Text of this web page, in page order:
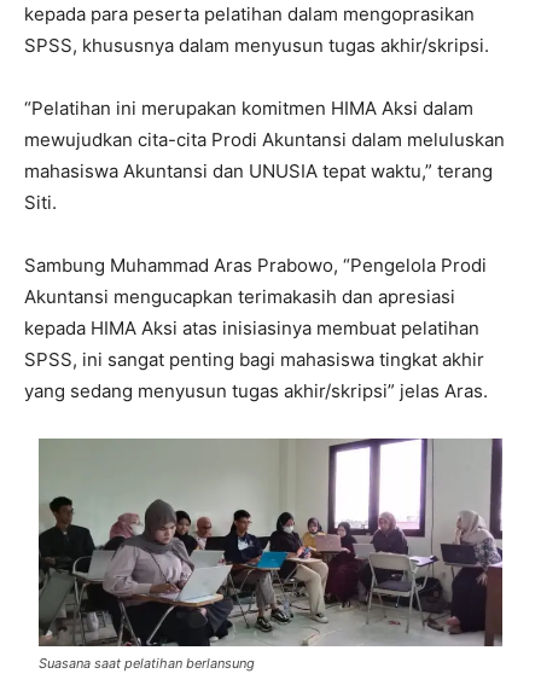
kepada para peserta pelatihan dalam mengoprasikan
SPSS, khususnya dalam menyusun tugas akhir/skripsi.
“Pelatihan ini merupakan komitmen HIMA Aksi dalam
mewujudkan cita-cita Prodi Akuntansi dalam meluluskan
mahasiswa Akuntansi dan UNUSIA tepat waktu,” terang
Siti.
Sambung Muhammad Aras Prabowo, “Pengelola Prodi
Akuntansi mengucapkan terimakasih dan apresiasi
kepada HIMA Aksi atas inisiasinya membuat pelatihan
SPSS, ini sangat penting bagi mahasiswa tingkat akhir
yang sedang menyusun tugas akhir/skripsi” jelas Aras.
Suasana saat pelatihan berlansung